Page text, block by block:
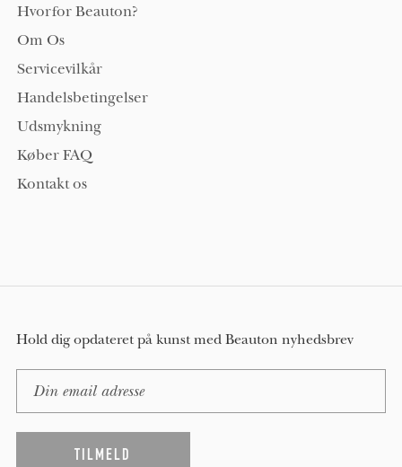
Hvorfor Beauton?
Om Os
Servicevilkår
Handelsbetingelser
Udsmykning
Køber FAQ
Kontakt os
Hold dig opdateret på kunst med Beauton nyhedsbrev